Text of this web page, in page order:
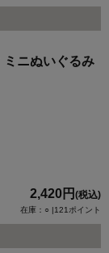
ミニぬいぐるみ
2,420円 (税込)
在庫：○ |121ポイント